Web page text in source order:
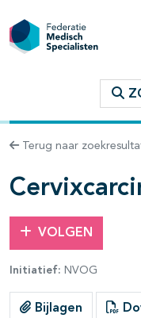
Terug naar
VOLGEN
Initiatief: NVOG
Bijlagen
binnen deze
open- en